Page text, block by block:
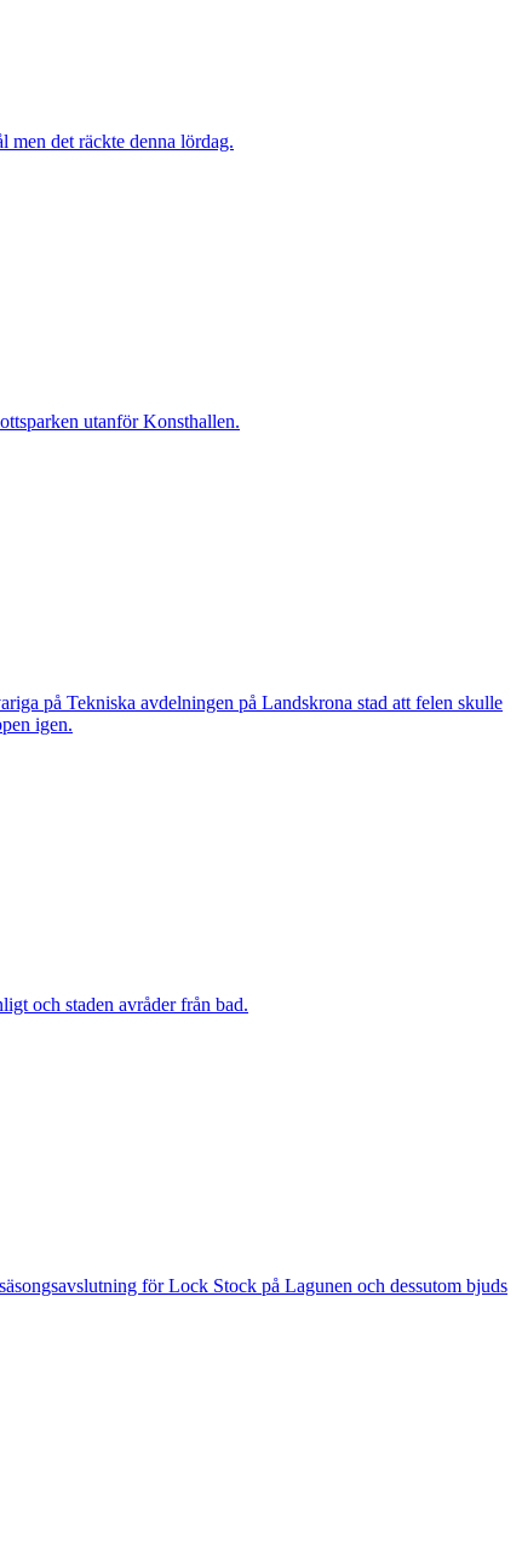
det räckte denna lördag.
utanför Konsthallen.
på Tekniska avdelningen på Landskrona stad att felen skulle
igen.
och staden avråder från bad.
för Lock Stock på Lagunen och dessutom bjuds